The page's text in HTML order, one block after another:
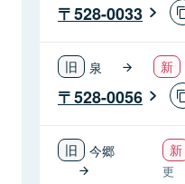
528-0033
泉
528-0056
今郷
更